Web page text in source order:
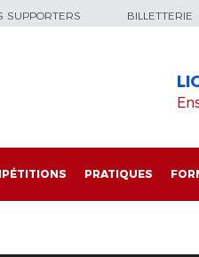
SUPPORTERS BILLETTERIE
PRATIQUES